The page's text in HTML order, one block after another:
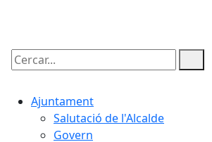
Cercar:
Ajuntament
Salutació de l'Alcalde
Govern